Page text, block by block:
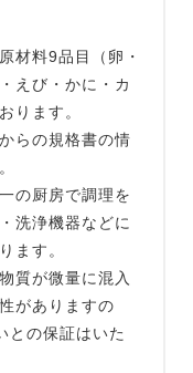
材料9品⽬（卵・
えび・かに・カ
ります。
らの規格書の情
の厨房で調理を
洗浄機器などに
ます。
質が微量に混入
がありますの
との保証はいた